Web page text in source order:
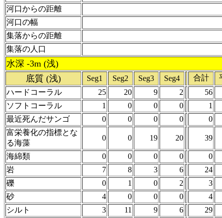
河口からの距離
河口の幅
集落からの距離
集落の人口
水深 -3m (浅)
底質 (浅)
Seg1 Seg2 Seg3 Seg4 合計
ハードコーラル
25 20 9 2
56
ソフトコーラル
1 0 0 0
1
最近死んだサンゴ
0 0 0 0
0
富栄養化の指標とな
る海藻
0 0 19 20 39
海綿類 0 0 0 0
0
岩
7 8 3 6
24
礫
0 1 0 2
3
砂
4 0 0 0
4
シルト
3 11 9 6
29